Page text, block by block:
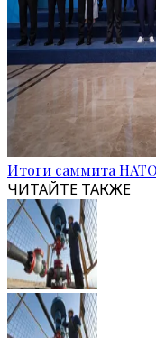
Итоги саммита
ЧИТАЙТЕ ТАКЖЕ